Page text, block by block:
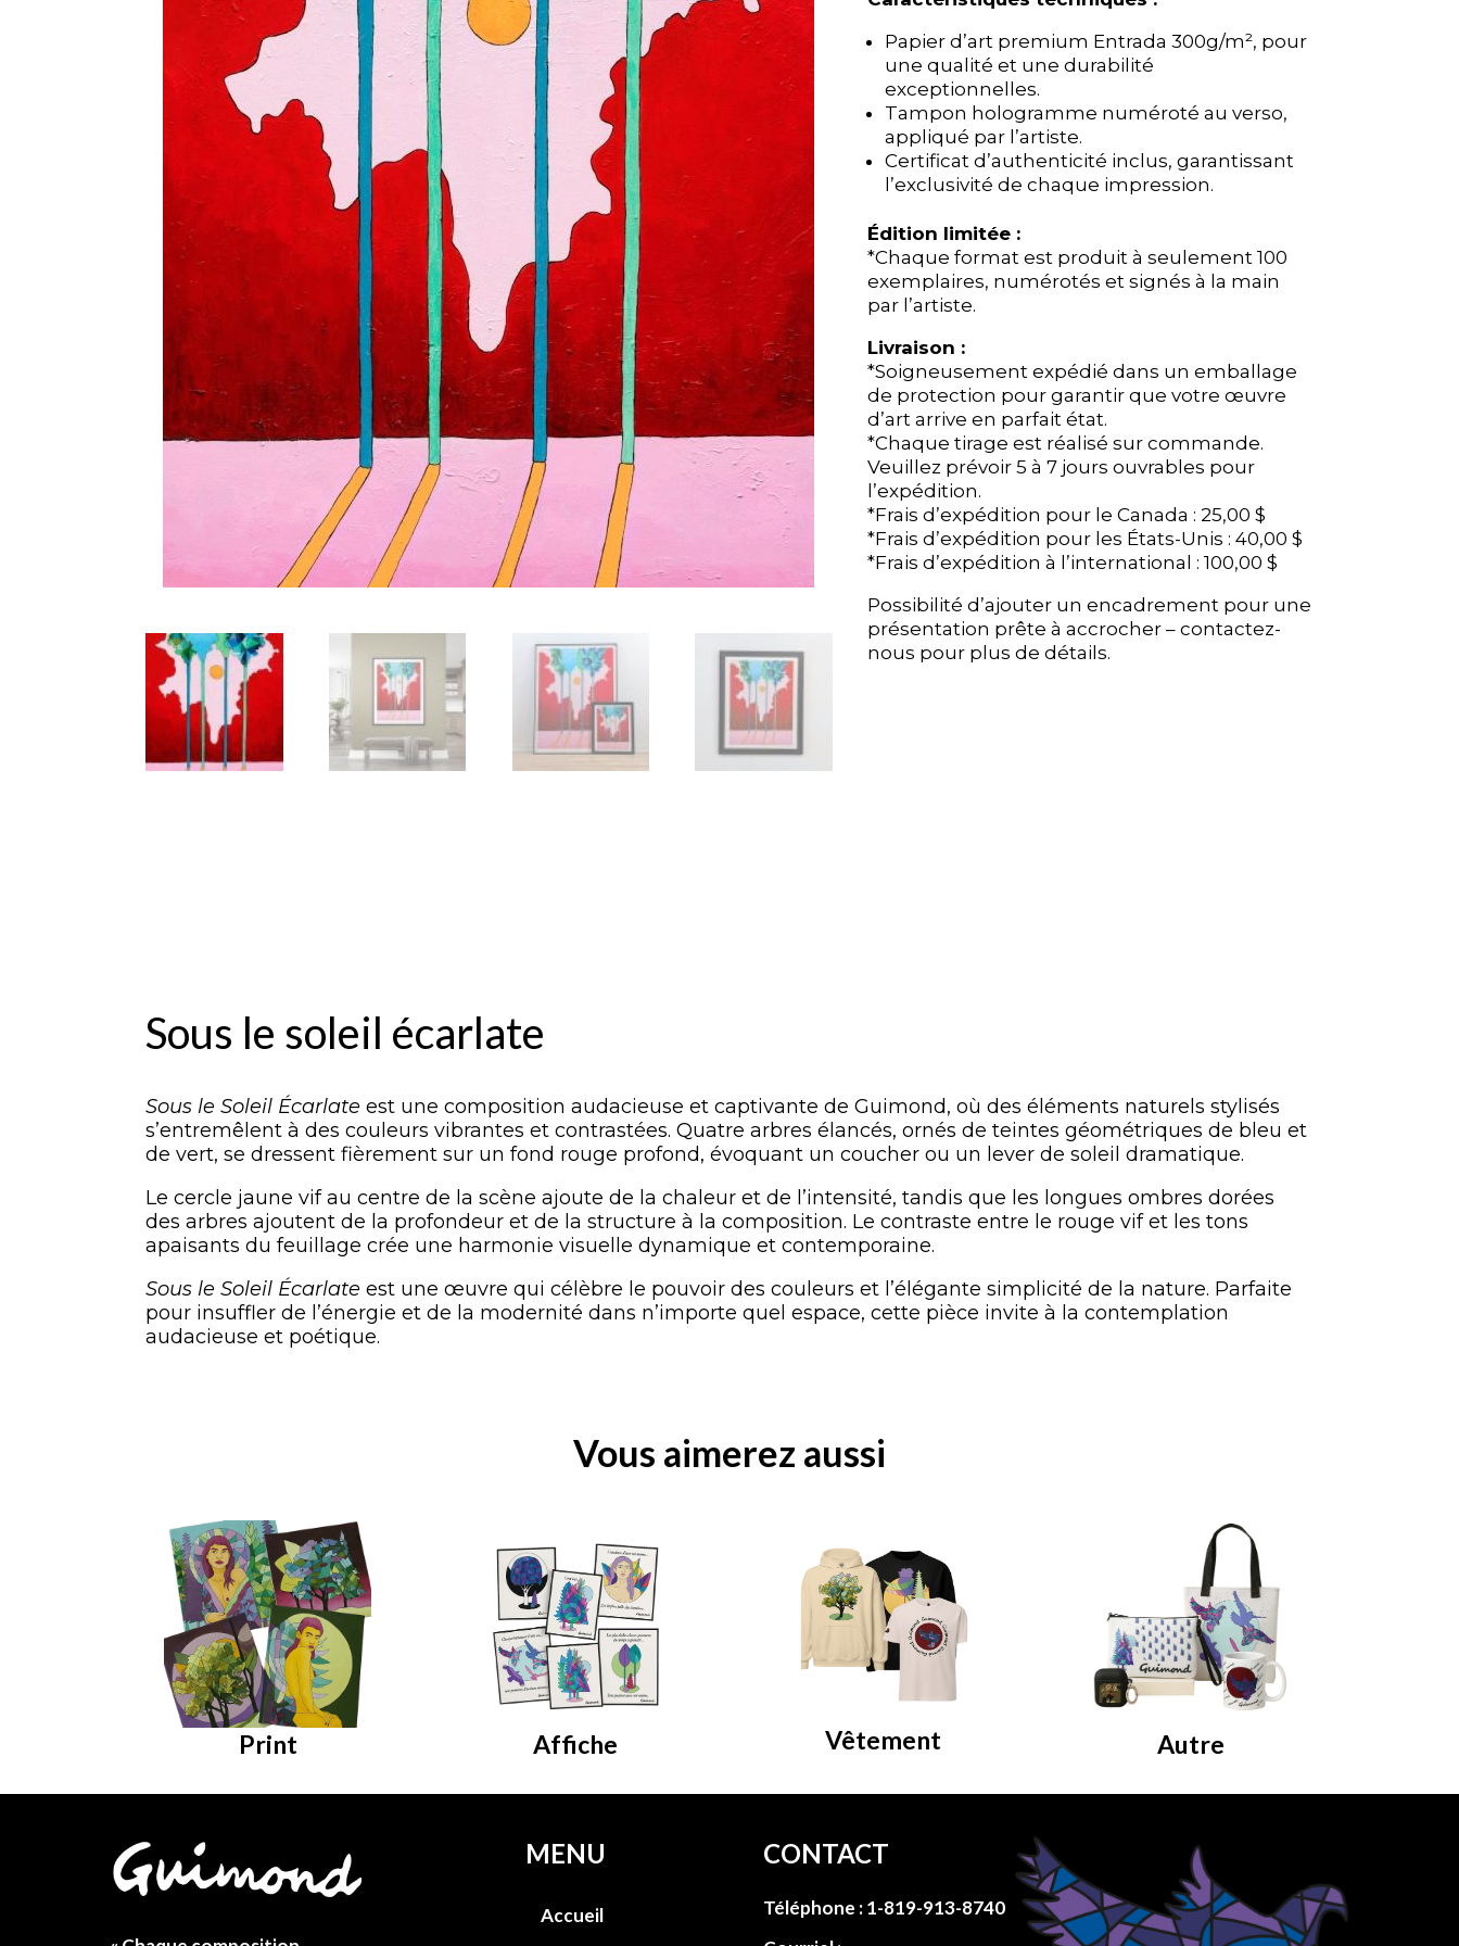
écarlate
Papier d’art premium Entrada 300g/m², pour
une qualité et une durabilité
exceptionnelles.
Tampon hologramme numéroté au verso,
appliqué par l’artiste.
Certificat d’authenticité inclus, garantissant
l’exclusivité de chaque impression.
Édition limitée :
*Chaque format est produit à seulement 100
exemplaires, numérotés et signés à la main
par l’artiste.
Livraison :
*Soigneusement expédié dans un emballage
de protection pour garantir que votre œuvre
d’art arrive en parfait état.
*Chaque tirage est réalisé sur commande.
Veuillez prévoir 5 à 7 jours ouvrables pour
l’expédition.
*Frais d’expédition pour le Canada : 25,00 $
*Frais d’expédition pour les États-Unis : 40,00 $
*Frais d’expédition à l’international : 100,00 $
Possibilité d’ajouter un encadrement pour une
présentation prête à accrocher – contactez-
nous pour plus de détails.
soleil
écarlate
Papier d’art premium Entrada 300g/m², pour
une qualité et une durabilité
exceptionnelles.
Tampon hologramme numéroté au verso,
appliqué par l’artiste.
Certificat d’authenticité inclus, garantissant
l’exclusivité de chaque impression.
Édition limitée :
*Chaque format est produit à seulement 100
exemplaires, numérotés et signés à la main
par l’artiste.
Livraison :
*Soigneusement expédié dans un emballage
de protection pour garantir que votre œuvre
d’art arrive en parfait état.
*Chaque tirage est réalisé sur commande.
Veuillez prévoir 5 à 7 jours ouvrables pour
l’expédition.
*Frais d’expédition pour le Canada : 25,00 $
*Frais d’expédition pour les États-Unis : 40,00 $
*Frais d’expédition à l’international : 100,00 $
Possibilité d’ajouter un encadrement pour une
présentation prête à accrocher – contactez-
nous pour plus de détails.
Sous le soleil écarlate
Sous le Soleil Écarlate est une composition audacieuse et captivante de Guimond, où des éléments naturels stylisés
s’entremêlent à des couleurs vibrantes et contrastées. Quatre arbres élancés, ornés de teintes géométriques de bleu et
de vert, se dressent fièrement sur un fond rouge profond, évoquant un coucher ou un lever de soleil dramatique.
Le cercle jaune vif au centre de la scène ajoute de la chaleur et de l’intensité, tandis que les longues ombres dorées
des arbres ajoutent de la profondeur et de la structure à la composition. Le contraste entre le rouge vif et les tons
apaisants du feuillage crée une harmonie visuelle dynamique et contemporaine.
Sous le Soleil Écarlate est une œuvre qui célèbre le pouvoir des couleurs et l’élégante simplicité de la nature. Parfaite
pour insuffler de l’énergie et de la modernité dans n’importe quel espace, cette pièce invite à la contemplation
audacieuse et poétique.
Vous aimerez aussi
Print Affiche Vêtement Autre
MENU
Accueil
CONTACT
Téléphone :1-819-913-8740